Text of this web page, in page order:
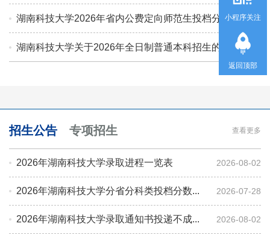
湖南科技大学2026年省内公费定向师范生投档分数线
2026-07-10
湖南科技大学关于2026年全日制普通本科招生的严正声明
2026-06-24
招生公告 查看更多
专项招生
2026年湖南科技大学录取进程一览表 2026-08-02
2026年湖南科技大学分省分科类投档分数... 2026-07-28
2026年湖南科技大学录取通知书投递不成... 2026-08-02
小程序关注
返回顶部